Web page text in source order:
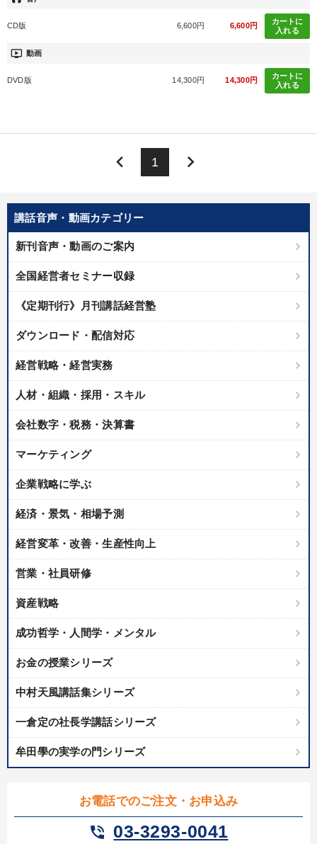
local_offer タグから探す refresh 更新する
すべての音声・動画（全2077タイトル）からお探しいただけます
モチベーション 企業文化
聞き手・作間信司 人事戦略 マネジメント
リベラルアーツ 稲盛和夫 DX マーケティング
通信販売 資産運用 株式投資 テレビ・ネットで話題
イノベーション モノづくり 企業再建
※「更新」を押すと「タグ・キーワード」を更新いただけます。
講話音声・動画カテゴリー
新刊音声・動画のご案内
全国経営者セミナー収録
《定期刊行》月刊講話経営塾
ダウンロード・配信対応
経営戦略・経営実務
人材・組織・採用・スキル
会社数字・税務・決算書
マーケティング
企業戦略に学ぶ
経済・景気・相場予測
経営変革・改善・生産性向上
営業・社員研修
資産戦略
成功哲学・人間学・メンタル
お金の授業シリーズ
中村天風講話集シリーズ
一倉定の社長学講話シリーズ
牟田學の実学の門シリーズ
お電話でのご注文・お申込み
phone_in_talk 03-3293-0041
CD版 6,600円 6,600円
カートに
入れる
ondemand_video 動画
DVD版 14,300円 14,300円
カートに
入れる
keyboard_arrow_left 1 keyboard_arrow_right